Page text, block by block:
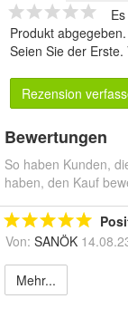
Produkt abgegeben.
Seien Sie der Erste.
Rezension
Bewertungen
So haben Kunden,
haben, den Kauf
Von: SANÖK
Mehr...